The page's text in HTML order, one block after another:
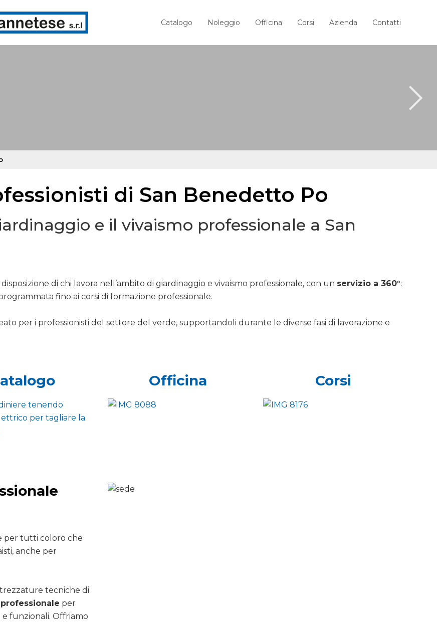
Catalogo Noleggio Officina Corsi Azienda Contatti
di San Benedetto Po
e il vivaismo professionale a San
di chi lavora nell’ambito di giardinaggio e vivaismo professionale, con un servizio a 360°:
fino ai corsi di formazione professionale.
per i professionisti del settore del verde, supportandoli durante le diverse fasi di lavorazione e
Officina Corsi
per tutti coloro che
anche per
tecniche di
per
funzionali. Offriamo